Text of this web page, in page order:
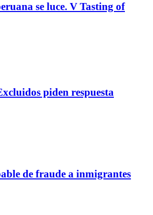
se luce. V Tasting of
piden respuesta
de fraude a inmigrantes